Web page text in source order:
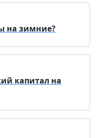
на зимние?
капитал на